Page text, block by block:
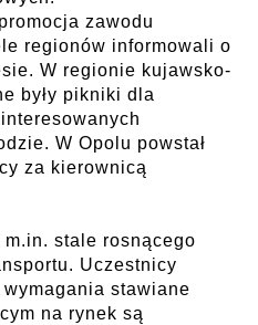
zawodu
regionów informowali o
W regionie kujawsko-
były pikniki dla
W Opolu powstał
za kierownicą
stale rosnącego
Uczestnicy
stawiane
na rynek są